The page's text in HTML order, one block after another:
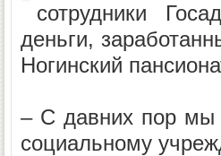
сотрудники
деньги,
Ногинский
– С давних пор мы
социальному